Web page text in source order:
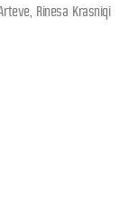
Rinesa Krasniqi